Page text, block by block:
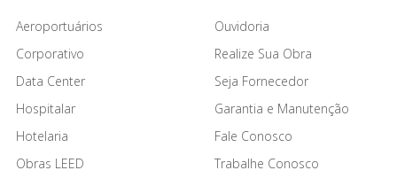
Aeroportuários
Corporativo
Data Center
Hospitalar
Hotelaria
Obras LEED
Ouvidoria
Realize Sua Obra
Seja Fornecedor
Garantia e Manutenção
Fale Conosco
Trabalhe Conosco